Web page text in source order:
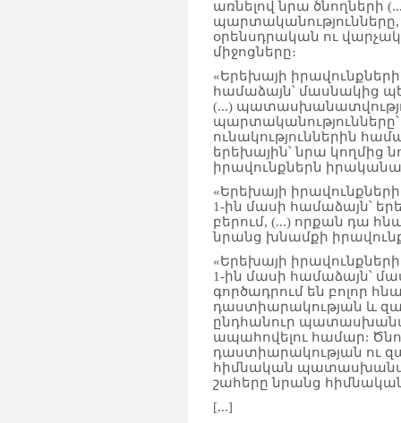
առնելով նրա ծնողների
օրենսդրական ու
միջոցները։
«Երեխայի
համաձայն՝ մասնակից
(...)
ունակություններին
երեխային՝ նրա կողմից
իրավունքներն
«Երեխայի
1-ին մասի համաձայն՝
բերում, (...) որքան դա
նրանց խնամքի
«Երեխայի
1-ին մասի համաձայն՝
գործադրում են բոլոր
դաստիարակության և
ընդհանուր
ապահովելու համար:
դաստիարակության ու
հիմնական
շահերը նրանց
[...]